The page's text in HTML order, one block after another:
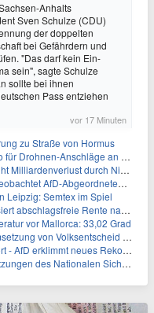
Anhalts
Sven Schulze (CDU)
der doppelten
bei Gefährdern und
"Das darf kein Ein-
sein", sagte Schulze
sollte bei ihnen
Pass entziehen
vor 17 Minuten
zu Straße von Hormus
Anschläge an Flughäfen
durch Niedrigwasser
AfD-Abgeordneten Nolte
Leipzig: Semtex im Spiel
Rente nach 45 Jahren
vor Mallorca: 33,02 Grad
von Volksentscheid auf
erklimmt neues Rekordhoch
Nationalen Sicherheitsrates geheim